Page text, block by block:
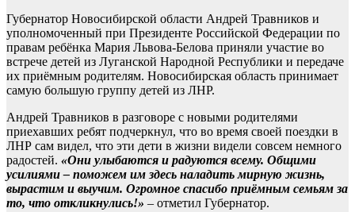
Губернатор Новосибирской области Андрей Травников и
уполномоченный при Президенте Российской Федерации по
правам ребёнка Мария Львова-Белова приняли участие во
встрече детей из Луганской Народной Республики и передаче
их приёмным родителям. Новосибирская область принимает
самую большую группу детей из ЛНР.
Андрей Травников в разговоре с новыми родителями
приехавших ребят подчеркнул, что во время своей поездки в
ЛНР сам видел, что эти дети в жизни видели совсем немного
радостей. «Они улыбаются и радуются всему. Общими
усилиями – поможем им здесь наладить мирную жизнь,
вырастим и выучим. Огромное спасибо приёмным семьям за
то, что откликнулись!» – отметил Губернатор.